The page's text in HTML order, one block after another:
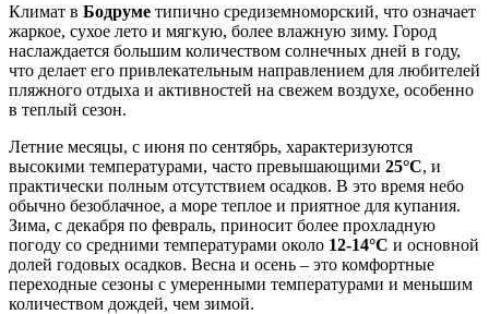
Климат в Бодруме типично средиземноморский, что означает
жаркое, сухое лето и мягкую, более влажную зиму. Город
наслаждается большим количеством солнечных дней в году,
что делает его привлекательным направлением для любителей
пляжного отдыха и активностей на свежем воздухе, особенно
в теплый сезон.
Летние месяцы, с июня по сентябрь, характеризуются
высокими температурами, часто превышающими 25°C, и
практически полным отсутствием осадков. В это время небо
обычно безоблачное, а море теплое и приятное для купания.
Зима, с декабря по февраль, приносит более прохладную
погоду со средними температурами около 12-14°C и основной
долей годовых осадков. Весна и осень – это комфортные
переходные сезоны с умеренными температурами и меньшим
количеством дождей, чем зимой.